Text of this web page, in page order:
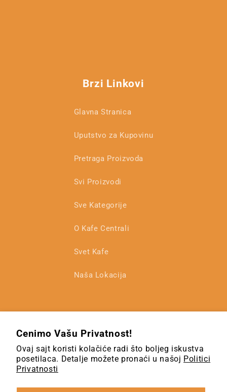
Cenimo Vašu Privatnost!
Ovaj sajt koristi kolačiće radi što boljeg iskustva
posetilaca. Detalje možete pronaći u našoj Politici
Privatnosti
Brzi Linkovi
Glavna Stranica
Uputstvo za Kupovinu
Pretraga Proizvoda
Svi Proizvodi
Sve Kategorije
O Kafe Centrali
Svet Kafe
Naša Lokacija